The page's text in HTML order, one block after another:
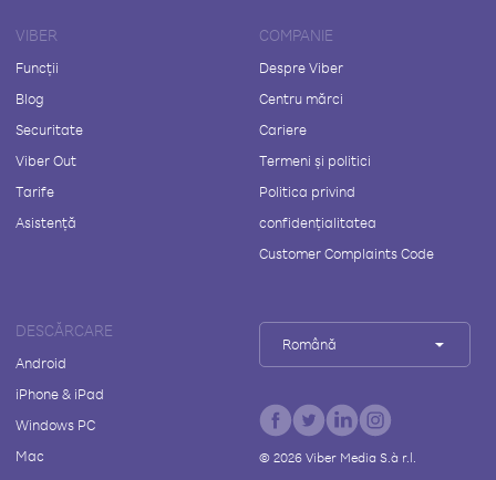
VIBER
Funcții
Blog
Securitate
Viber Out
Tarife
Asistență
COMPANIE
Despre Viber
Centru mărci
Cariere
Termeni și politici
Politica privind
confidențialitatea
Customer Complaints Code
DESCĂRCARE
Android
iPhone & iPad
Windows PC
Mac
Română
© 2026Viber Media S.à r.l.